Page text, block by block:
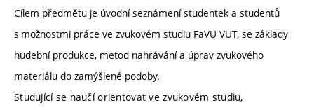
Cílem předmětu je úvodní seznámení studentek a studentů
s možnostmi práce ve zvukovém studiu FaVU VUT, se základy
hudební produkce, metod nahrávání a úprav zvukového
materiálu do zamýšlené podoby.
Studující se naučí orientovat ve zvukovém studiu,